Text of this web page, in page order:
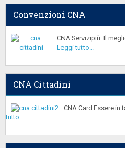
Convenzioni CNA
CNA Servizipiù. Il
Leggi tutto...
CNA Cittadini
CNA Card.Essere in
tutto...